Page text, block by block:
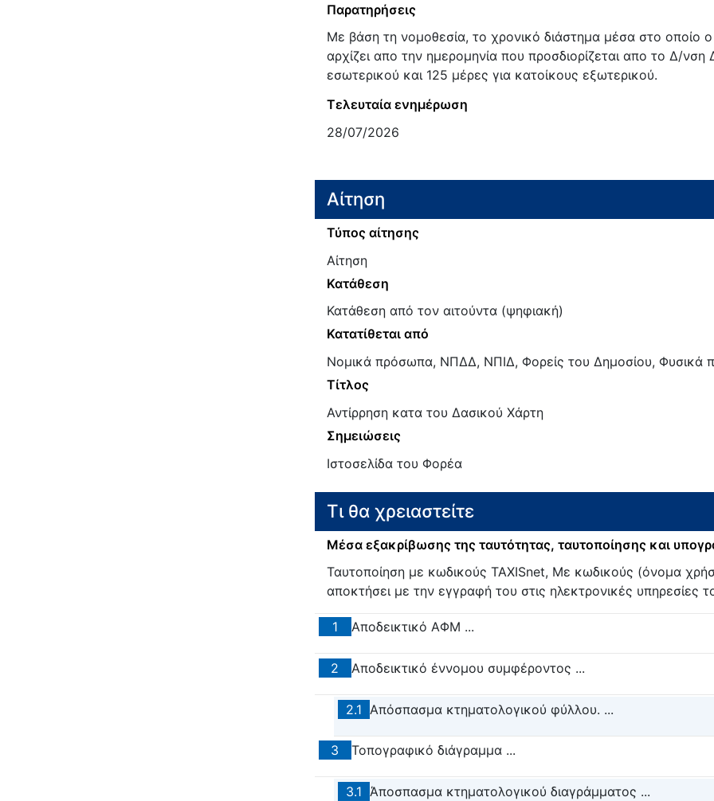
Παρατηρήσεις
Με βάση τη νομοθεσία, το χρονικό διάστημα μέσα στο οποίο ο
αρχίζει απο την ημερομηνία που προσδιορίζεται απο το Δ/νση
εσωτερικού και 125 μέρες για κατοίκους εξωτερικού.
Τελευταία ενημέρωση
28/07/2026
Αίτηση
Τύπος αίτησης
Αίτηση
Κατάθεση
Κατάθεση από τον αιτούντα (ψηφιακή)
Κατατίθεται από
Νομικά πρόσωπα, ΝΠΔΔ, ΝΠΙΔ, Φορείς του Δημοσίου, Φυσικά
Τίτλος
Αντίρρηση κατα του Δασικού Χάρτη
Σημειώσεις
Ιστοσελίδα του Φορέα
Τι θα χρειαστείτε
Μέσα εξακρίβωσης της ταυτότητας, ταυτοποίησης και
Ταυτοποίηση με κωδικούς TAXISnet, Με κωδικούς (όνομα
αποκτήσει με την εγγραφή του στις ηλεκτρονικές υπηρεσίες
1 Αποδεικτικό ΑΦΜ ...
2 Αποδεικτικό έννομου συμφέροντος ...
2.1 Απόσπασμα κτηματολογικού φύλλου. ...
3 Τοπογραφικό διάγραμμα ...
3.1 Άποσπασμα κτηματολογικού διαγράμματος ...